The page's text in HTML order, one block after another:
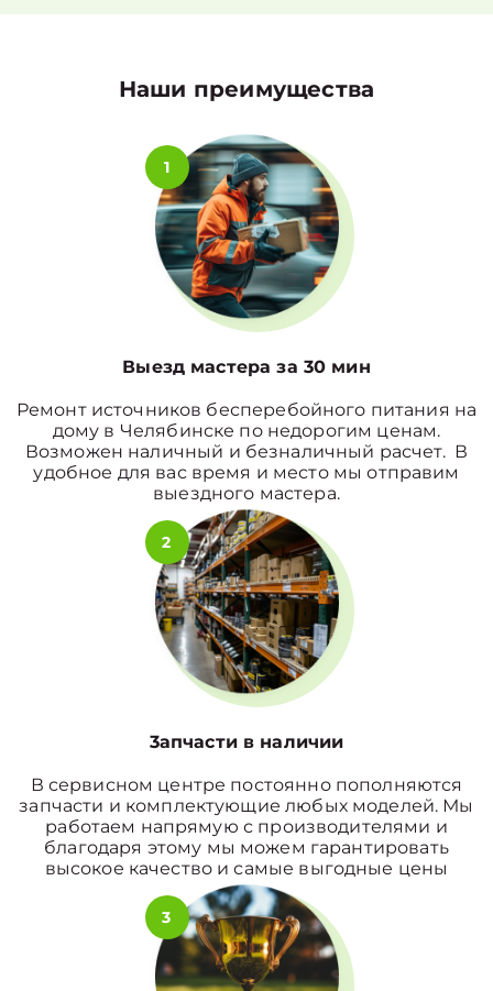
Наши преимущества
1
Выезд мастера за 30 мин
Ремонт источников бесперебойного питания на
дому в Челябинске по недорогим ценам.
Возможен наличный и безналичный расчет. В
удобное для вас время и место мы отправим
выездного мастера.
2
3апчасти в наличии
В сервисном центре постоянно пополняются
запчасти и комплектующие любых моделей. Мы
работаем напрямую с производителями и
благодаря этому мы можем гарантировать
высокое качество и самые выгодные цены
3